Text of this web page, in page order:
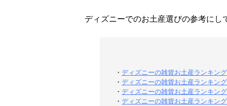
ディズニーでのお土産選びの参考にし
・ ディズニーの雑貨お土産ランキン
・ ディズニーの雑貨お土産ランキン
・ ディズニーの雑貨お土産ランキン
・ ディズニーの雑貨お土産ランキン